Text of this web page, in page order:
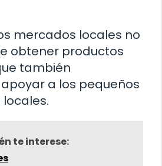
mercados locales no
obtener productos
también
a los pequeños
te interese: